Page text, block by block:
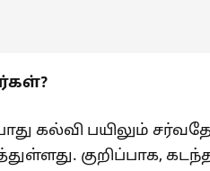
கல்வி பயிலும்